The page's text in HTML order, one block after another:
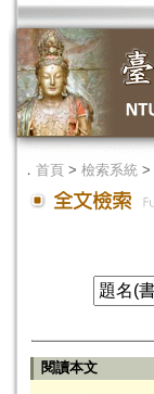
． 首頁 > 檢索系統 >
閱讀本文